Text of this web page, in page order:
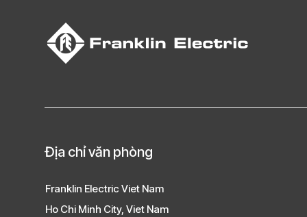
Địa chỉ văn phòng
Franklin Electric Viet Nam
Ho Chi Minh City, Viet Nam